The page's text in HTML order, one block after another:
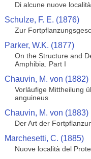
Di alcune nuove
Schulze, F. E. (1876)
Zur
Parker, W.K. (1877)
On the Structure and
Amphibia. Part I
Chauvin, M. von (1882)
Vorläufige Mittheilung
anguineus
Chauvin, M. von (1883)
Der Art der
Marchesetti, C. (1885)
Nuove località del